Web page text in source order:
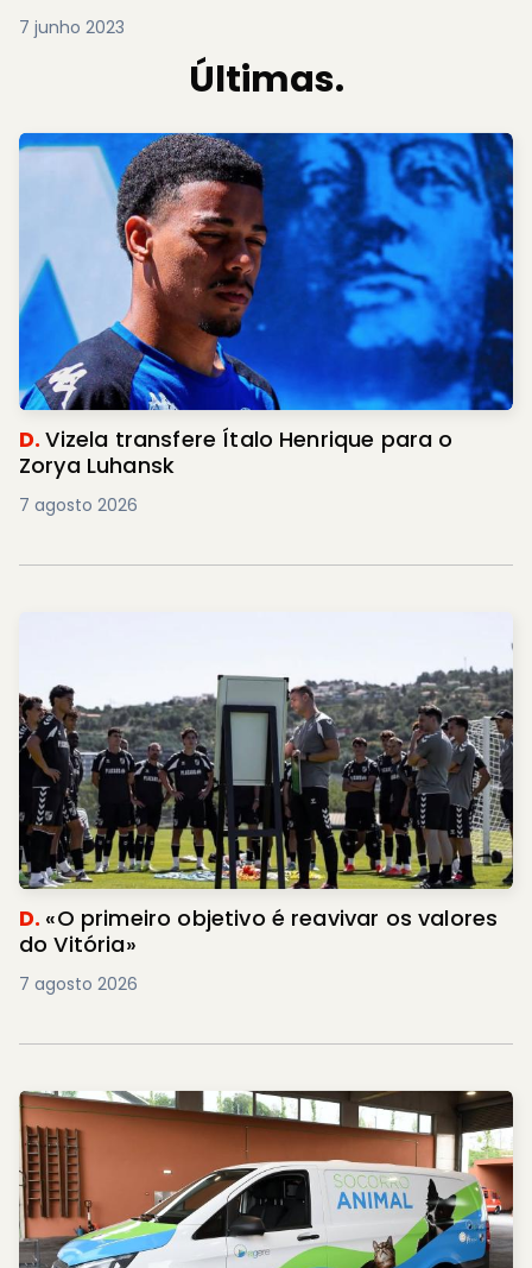
7 junho 2023
Últimas.
D.Vizela transfere Ítalo Henrique para o
Zorya Luhansk
7 agosto 2026
D. «O primeiro objetivo é reavivar os valores
do Vitória»
7 agosto 2026